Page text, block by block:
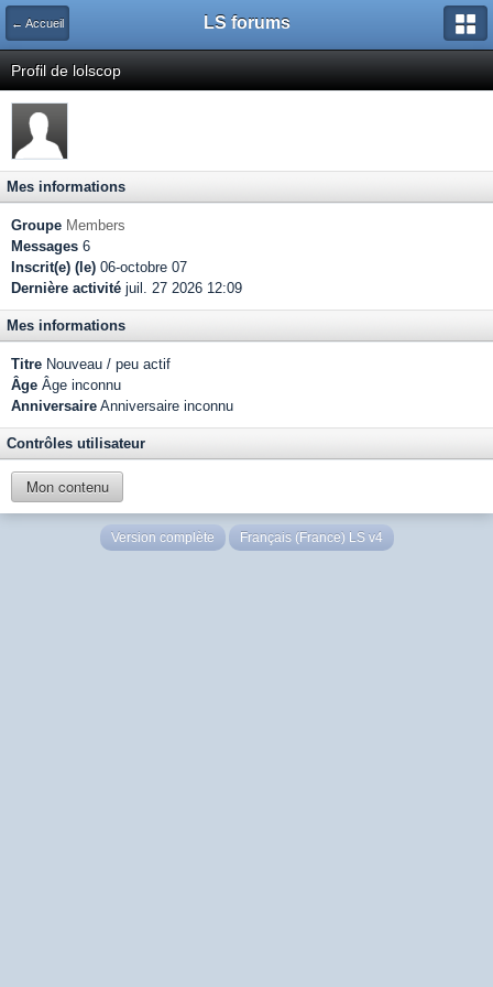
← Accueil LS forums
Profil de lolscop
Mes informations
Groupe Members
Messages 6
Inscrit(e) (le) 06-octobre 07
Dernière activité juil. 27 2026 12:09
Mes informations
Titre Nouveau / peu actif
Âge Âge inconnu
Anniversaire Anniversaire inconnu
Contrôles utilisateur
Mon contenu
Version complète Français (France) LS v4